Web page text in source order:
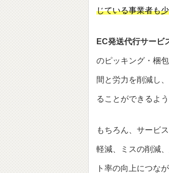
じている事業者も
EC発送代行サービ
のピッキング・梱
間と労力を削減し
ることができるよ
もちろん、サービ
軽減、ミスの削減
ト率の向上につな